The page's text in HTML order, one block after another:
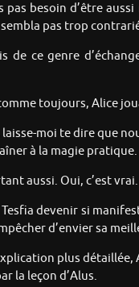
pas besoin d’être
pas trop
de ce genre
toujours, Alice
moi te dire que
à la magie
aussi. Oui, c’est
devenir si
d’envier sa
plus détaillée,
la leçon d’Alus.